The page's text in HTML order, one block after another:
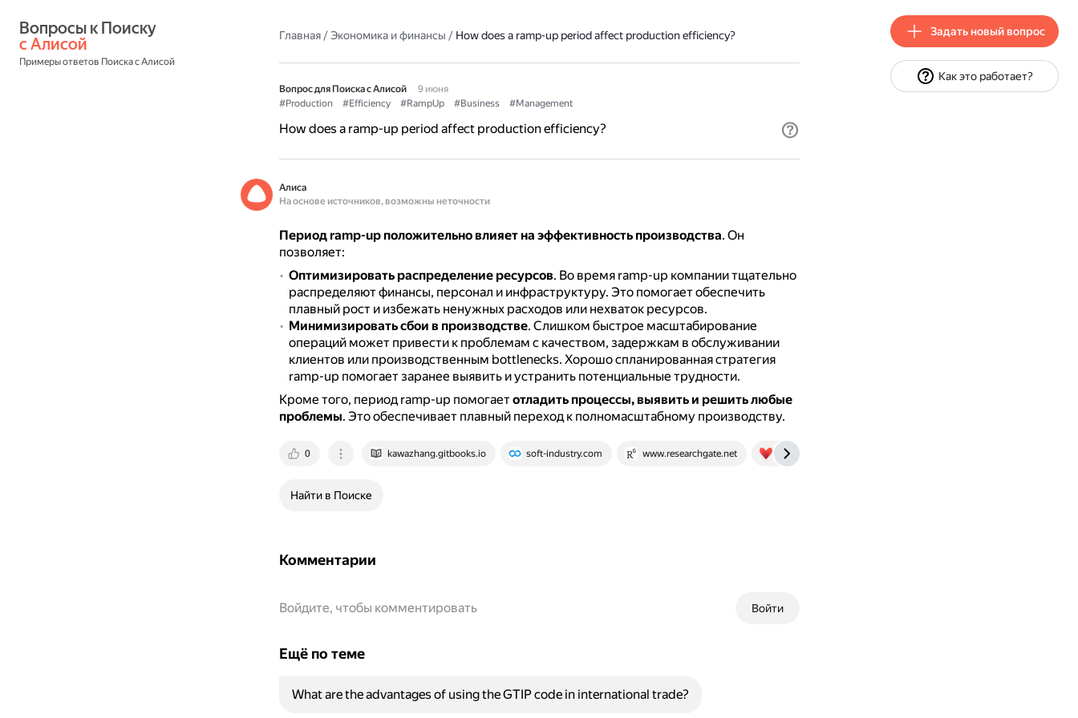
с Алисой
Примеры ответов Поиска с Алисой
Главная/Экономика и финансы / How does a ramp-up period affect production efficiency?
Вопрос для Поиска с Алисой
9 июня
#Production
#Efficiency #RampUp #Business #Management
How does a ramp-up period affect production efficiency?
Алиса
На основе источников, возможны неточности
Период ramp-up положительно влияет на эффективность производства. Он
позволяет:
Оптимизировать распределение ресурсов. Во время ramp-up компании тщательно
распределяют финансы, персонал и инфраструктуру. Это помогает обеспечить
плавный рост и избежать ненужных расходов или нехваток ресурсов.
Минимизировать сбои в производстве. Слишком быстрое масштабирование
операций может привести к проблемам с качеством, задержкам в обслуживании
клиентов или производственным bottlenecks. Хорошо спланированная стратегия
ramp-up помогает заранее выявить и устранить потенциальные трудности.
Кроме того, период ramp-up помогаетотладить процессы, выявить и решить любые
проблемы. Это обеспечивает плавный переход к полномасштабному производству.
0 kawazhang.gitbooks.io soft-industry.com www.researchgate.net livewell.com
Найти в Поиске
Комментарии
Войти
Войдите, чтобы комментировать
Ещё по теме
What are the advantages of using the GTIP code in international trade?
Задать новый вопрос
Как это работает?